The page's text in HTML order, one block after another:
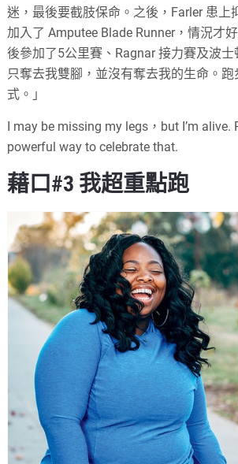
迷，最後要截肢保命。之後，Farler 患上
加入了 Amputee Blade Runner，情況才
後參加了5公里賽、Ragnar 接力賽及波
只奪去我雙腳，並沒有奪去我的生命。
式。」
I may be missing my legs，but I’m alive.
powerful way to celebrate that.
藉口#3 我超重點跑